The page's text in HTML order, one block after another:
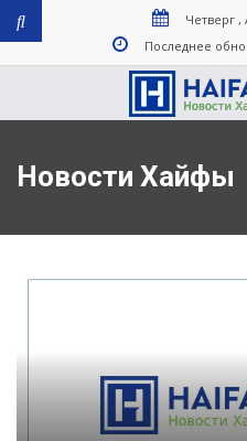
Четверг ,
Последнее
Новости Хайфы